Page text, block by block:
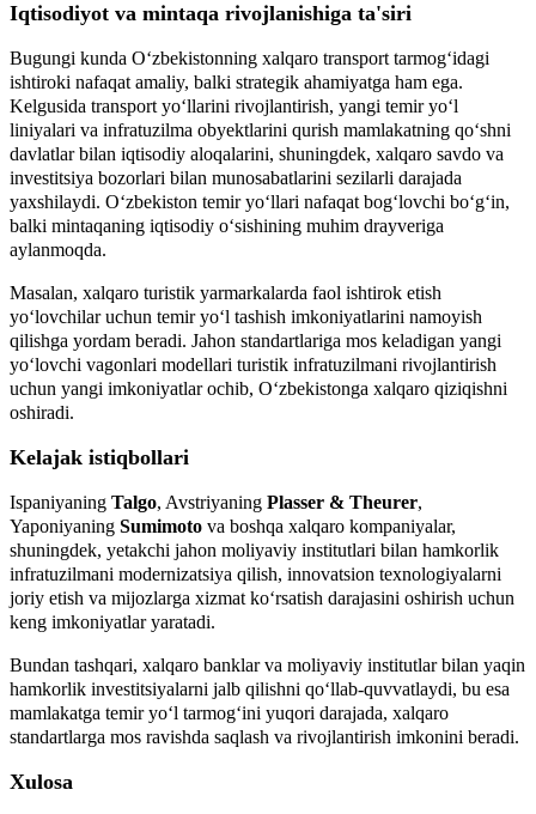
Iqtisodiyot va mintaqa rivojlanishiga ta'siri
Bugungi kunda O‘zbekistonning xalqaro transport tarmog‘idagi
ishtiroki nafaqat amaliy, balki strategik ahamiyatga ham ega.
Kelgusida transport yo‘llarini rivojlantirish, yangi temir yo‘l
liniyalari va infratuzilma obyektlarini qurish mamlakatning qo‘shni
davlatlar bilan iqtisodiy aloqalarini, shuningdek, xalqaro savdo va
investitsiya bozorlari bilan munosabatlarini sezilarli darajada
yaxshilaydi. O‘zbekiston temir yo‘llari nafaqat bog‘lovchi bo‘g‘in,
balki mintaqaning iqtisodiy o‘sishining muhim drayveriga
aylanmoqda.
Masalan, xalqaro turistik yarmarkalarda faol ishtirok etish
yo‘lovchilar uchun temir yo‘l tashish imkoniyatlarini namoyish
qilishga yordam beradi. Jahon standartlariga mos keladigan yangi
yo‘lovchi vagonlari modellari turistik infratuzilmani rivojlantirish
uchun yangi imkoniyatlar ochib, O‘zbekistonga xalqaro qiziqishni
oshiradi.
Kelajak istiqbollari
Ispaniyaning Talgo, Avstriyaning Plasser & Theurer,
Yaponiyaning Sumimoto va boshqa xalqaro kompaniyalar,
shuningdek, yetakchi jahon moliyaviy institutlari bilan hamkorlik
infratuzilmani modernizatsiya qilish, innovatsion texnologiyalarni
joriy etish va mijozlarga xizmat ko‘rsatish darajasini oshirish uchun
keng imkoniyatlar yaratadi.
Bundan tashqari, xalqaro banklar va moliyaviy institutlar bilan yaqin
hamkorlik investitsiyalarni jalb qilishni qo‘llab-quvvatlaydi, bu esa
mamlakatga temir yo‘l tarmog‘ini yuqori darajada, xalqaro
standartlarga mos ravishda saqlash va rivojlantirish imkonini beradi.
Xulosa